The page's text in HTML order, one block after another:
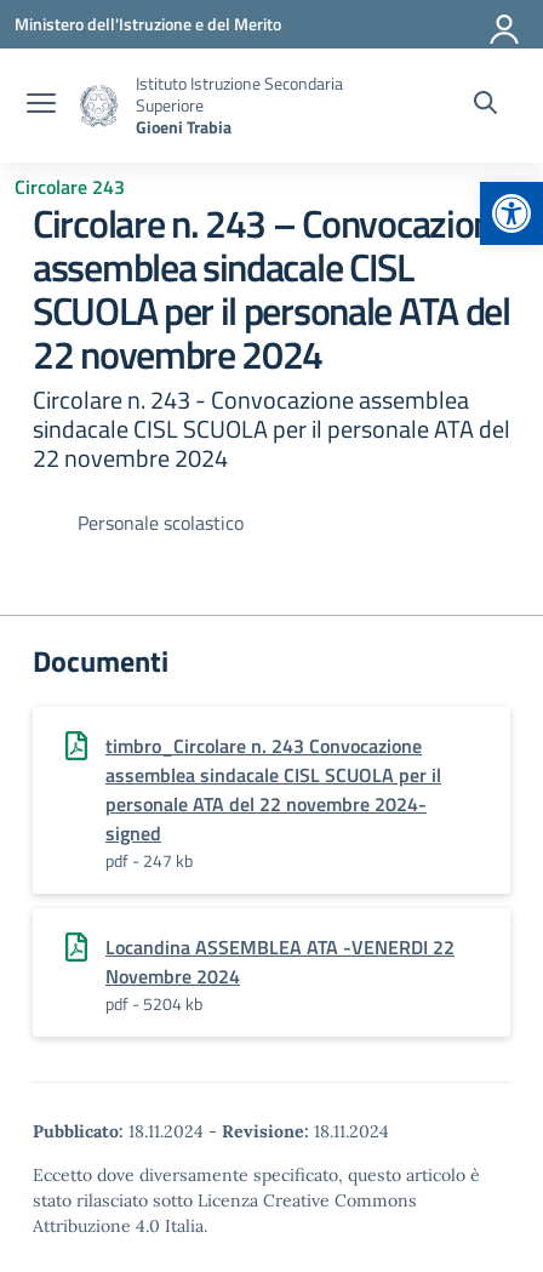
Vai ai contenuti
Vai al menu di navigazione
Vai al footer
Ministero dell'Istruzione e del Merito
Istituto Istruzione Secondaria
Superiore
Gioeni Trabia
Circolare 243
Circolare n. 243 – Convocazione
assemblea sindacale CISL
SCUOLA per il personale ATA del
22 novembre 2024
Circolare n. 243 - Convocazione assemblea
sindacale CISL SCUOLA per il personale ATA del
22 novembre 2024
Personale scolastico
Documenti
timbro_Circolare n. 243 Convocazione
assemblea sindacale CISL SCUOLA per il
personale ATA del 22 novembre 2024-
signed
pdf - 247 kb
Locandina ASSEMBLEA ATA -VENERDI 22
Novembre 2024
pdf - 5204 kb
Pubblicato: 18.11.2024 - Revisione: 18.11.2024
Eccetto dove diversamente specificato, questo articolo è
stato rilasciato sotto Licenza Creative Commons
Attribuzione 4.0 Italia.